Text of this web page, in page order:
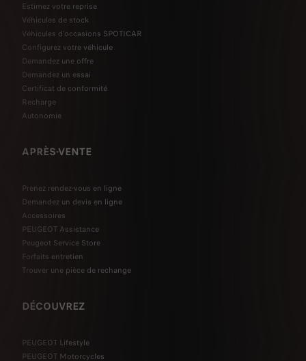
Estimez votre reprise
Véhicules de stock
Véhicules d'occasions SPOTICAR
Configurez votre véhicule
Demandez une offre
Demandez un essai
Certificat de conformité
Recharge
Autonomie
APRÈS-VENTE
Prenez rendez-vous en ligne
Demandez un devis en ligne
Accessoires
PEUGEOT Assistance
Peugeot Service Store
Forfaits entretien
Trouver une pièce de rechange
DÉCOUVREZ
PEUGEOT Lifestyle
PEUGEOT Motorcycles